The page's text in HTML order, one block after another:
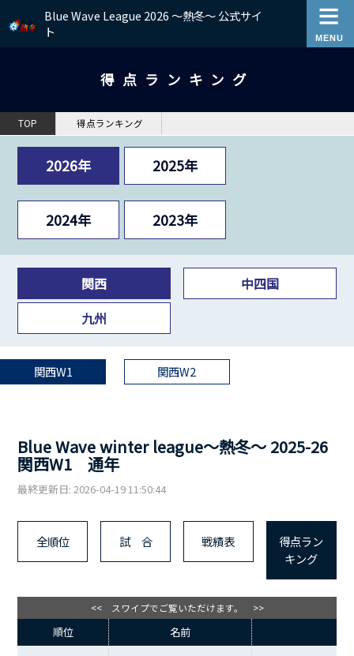
Blue Wave League 2026 ～熱冬～ 公式サイ
ト
得点ランキング
TOP 得点ランキング
2026年 2025年
2024年 2023年
関西
中四国
九州
関西W1 関西W2
Blue Wave winter league～熱冬～ 2025-26
関西W1 通年
最終更新日: 2026-04-19 11:50:44
全順位 試 合 戦績表
得点ラン
キング
<< スワイプでご覧いただけます。 >>
順位 名前